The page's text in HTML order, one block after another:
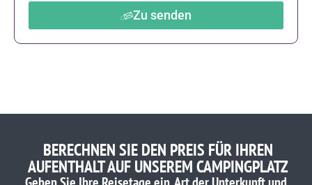
Zu senden
BERECHNEN SIE DEN PREIS FÜR IHREN
AUFENTHALT AUF UNSEREM CAMPINGPLATZ